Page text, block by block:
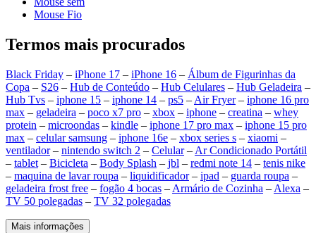
Mouse Fio
Termos mais procurados
Black Friday – iPhone 17 – iPhone 16 – Álbum de Figurinhas da
Copa – S26 – Hub de Conteúdo – Hub Celulares – Hub Geladeira –
Hub Tvs – iphone 15 – iphone 14 – ps5 – Air Fryer– iphone 16 pro
max – geladeira – poco x7 pro – xbox – iphone – creatina – whey
protein – microondas – kindle – iphone 17 pro max – iphone 15 pro
max – celular samsung – iphone 16e – xbox series s – xiaomi –
ventilador– nintendo switch 2 – Celular– Ar Condicionado Portátil
– tablet – Bicicleta – Body Splash – jbl – redmi note 14 – tenis nike
– maquina de lavar roupa – liquidificador– ipad – guarda roupa –
geladeira frost free – fogão 4 bocas – Armário de Cozinha – Alexa –
TV 50 polegadas – TV 32 polegadas
Mais informações